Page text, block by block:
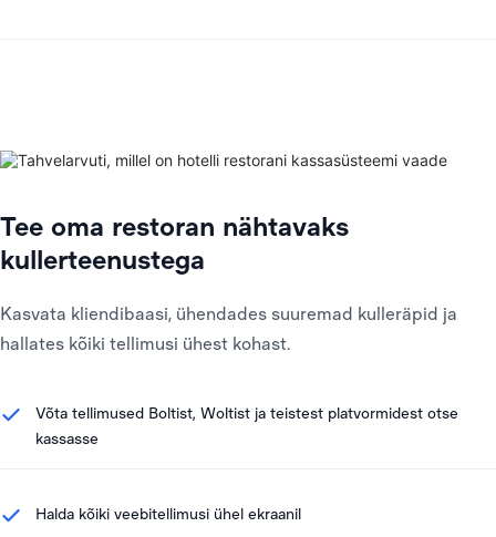
Tee oma restoran nähtavaks
kullerteenustega
Kasvata kliendibaasi, ühendades suuremad kulleräpid ja
hallates kõiki tellimusi ühest kohast.
Võta tellimused Boltist, Woltist ja teistest platvormidest otse
kassasse
Halda kõiki veebitellimusi ühel ekraanil